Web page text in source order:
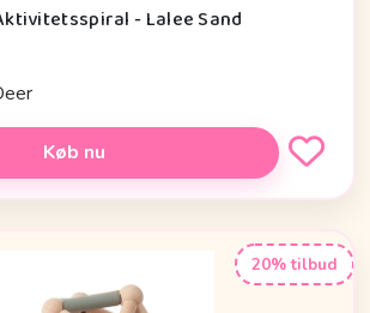
- Lalee Sand
Køb nu
20% tilbud